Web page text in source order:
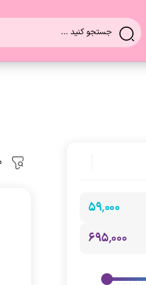
۵۹٬۰۰۰
۶۹۵٬۰۰۰